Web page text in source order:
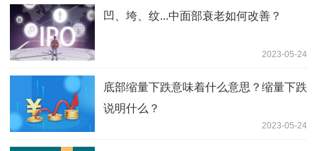
凹、垮、纹...中面部衰老如何改善？
2023-05-24
底部缩量下跌意味着什么意思？缩量下跌
说明什么？
2023-05-24